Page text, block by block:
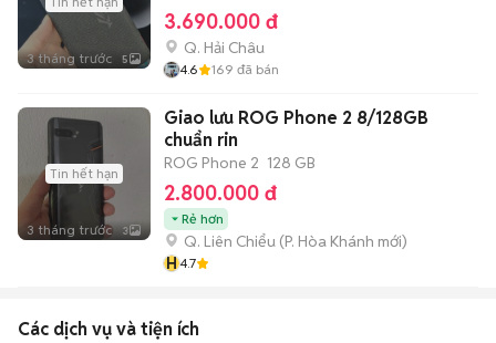
3 tháng trước 5
3.690.000 đ
Q. Hải Châu
4.6 169 đã bán
Tin hết hạn
3 tháng trước 3
Giao lưu ROG Phone 2 8/128GB
chuẩn rin
ROG Phone 2 128 GB
2.800.000 đ
Rẻ hơn
Q. Liên Chiểu (P. Hòa Khánh mới)
H4.7
Các dịch vụ và tiện ích